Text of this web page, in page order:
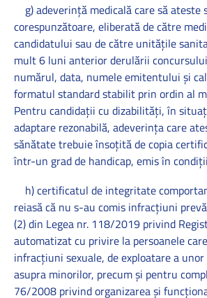
g) adeverinţă medicală care să ateste
corespunzătoare, eliberată de către
candidatului sau de către unităţile
mult 6 luni anterior derulării
numărul, data, numele emitentului şi
formatul standard stabilit prin ordin al
Pentru candidaţii cu dizabilităţi, în
adaptare rezonabilă, adeverinţa care
sănătate trebuie însoţită de copia
într-un grad de handicap, emis în
h) certificatul de integritate
reiasă că nu s-au comis infracţiuni
(2) din Legea nr. 118/2019 privind
automatizat cu privire la persoanele
infracţiuni sexuale, de exploatare a unor
asupra minorilor, precum şi pentru
76/2008 privind organizarea şi